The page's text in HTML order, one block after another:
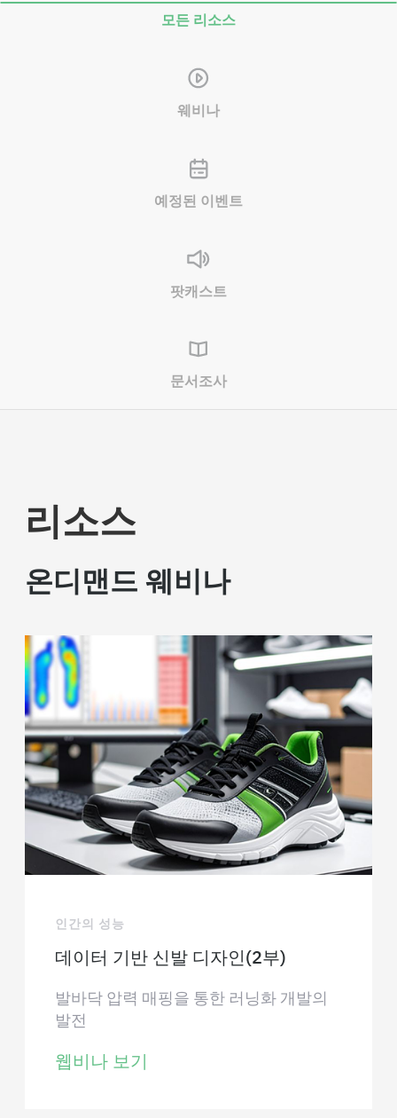
모든 리소스
웨비나
예정된 이벤트
팟캐스트
문서조사
리소스
온디맨드 웨비나
인간의 성능
데이터 기반 신발 디자인(2부)
발바닥 압력 매핑을 통한 러닝화 개발의
발전
웹비나 보기